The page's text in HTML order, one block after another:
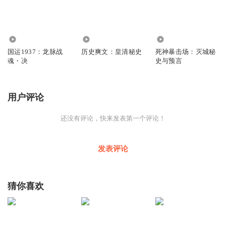
国运1937：龙脉战
魂・决
历史爽文：皇清秘史
死神暴击场：灭城秘
史与预言
用户评论
还没有评论，快来发表第一个评论！
发表评论
猜你喜欢